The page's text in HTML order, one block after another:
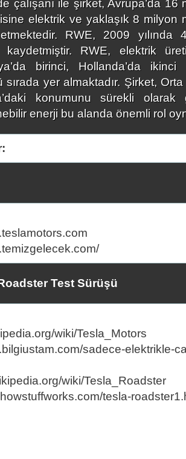
çalışanı ile şirket, Avrupa’da 16
elektrik ve yaklaşık 8 milyon
RWE, 2009 yılında
kaydetmiştir. RWE, elektrik
birinci, Hollanda’da ikinci
sırada yer almaktadır. Şirket,
konumunu sürekli olarak
enerji bu alanda önemli rol
Test Sürüşü
wiki/Tesla_Motors
sadece-elektrikle-
wiki/Tesla_Roadster
tesla-